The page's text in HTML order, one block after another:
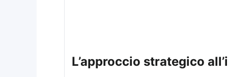
l’approccio strategico